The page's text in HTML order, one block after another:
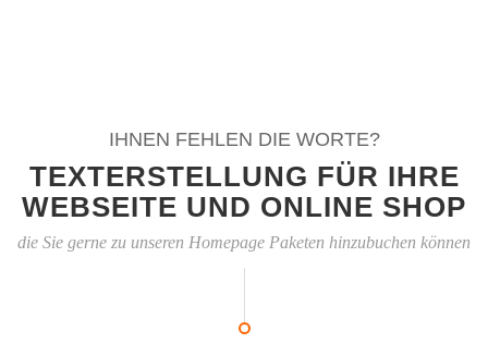
IHNEN FEHLEN DIE WORTE?
TEXTERSTELLUNG FÜR IHRE
WEBSEITE UND ONLINE SHOP
die Sie gerne zu unseren Homepage Paketen hinzubuchen können